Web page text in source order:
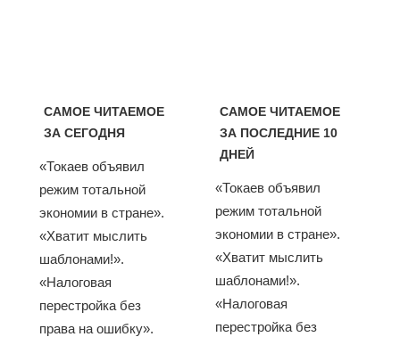
САМОЕ ЧИТАЕМОЕ
ЗА СЕГОДНЯ
«Токаев объявил
режим тотальной
экономии в стране».
«Хватит мыслить
шаблонами!».
«Налоговая
перестройка без
права на ошибку».
САМОЕ ЧИТАЕМОЕ
ЗА ПОСЛЕДНИЕ 10
ДНЕЙ
«Токаев объявил
режим тотальной
экономии в стране».
«Хватит мыслить
шаблонами!».
«Налоговая
перестройка без